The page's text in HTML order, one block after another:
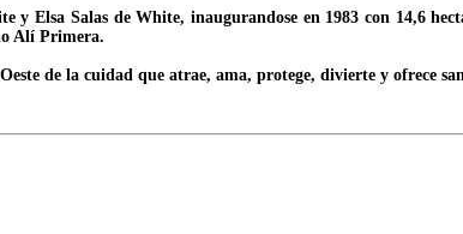
Elsa Salas de White, inaugurandose en 1983 con 14,6
Alí Primera.
de la cuidad que atrae, ama, protege, divierte y ofrece